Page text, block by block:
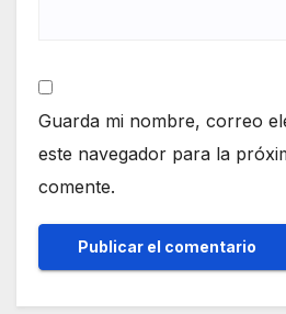
Guarda mi nombre, correo
este navegador para la
comente.